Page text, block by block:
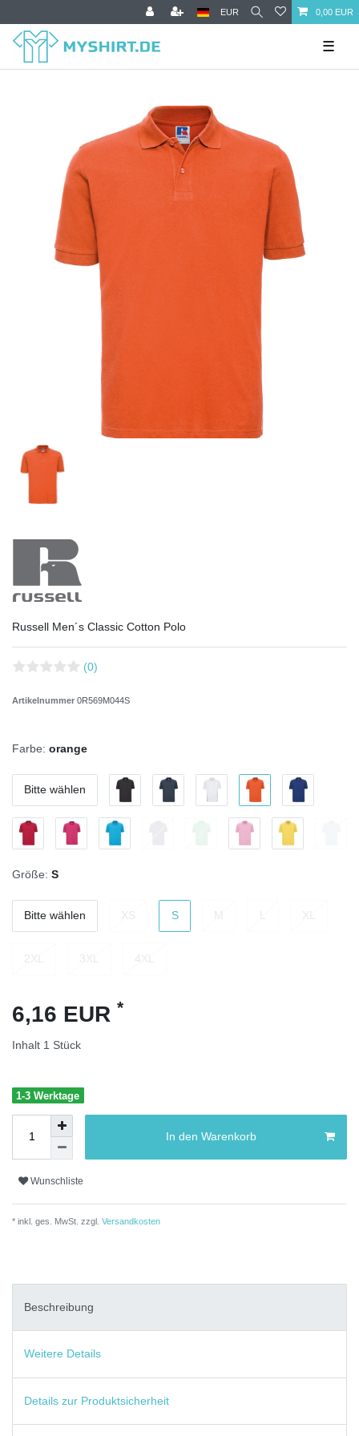
EUR 0,00 EUR
☰
Russell Men´s Classic Cotton Polo
(0)
Artikelnummer 0R569M044S
Farbe: orange
Bitte wählen
Größe: S
Bitte wählen S
6,16 EUR *
Inhalt 1 Stück
1-3 Werktage
In den Warenkorb
Wunschliste
* inkl. ges. MwSt. zzgl. Versandkosten
Beschreibung
Weitere Details
Details zur Produktsicherheit